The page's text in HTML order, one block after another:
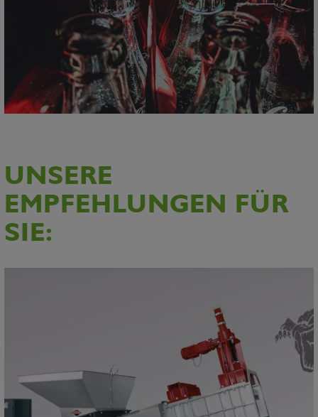
UNSERE
EMPFEHLUNGEN FÜR
SIE: